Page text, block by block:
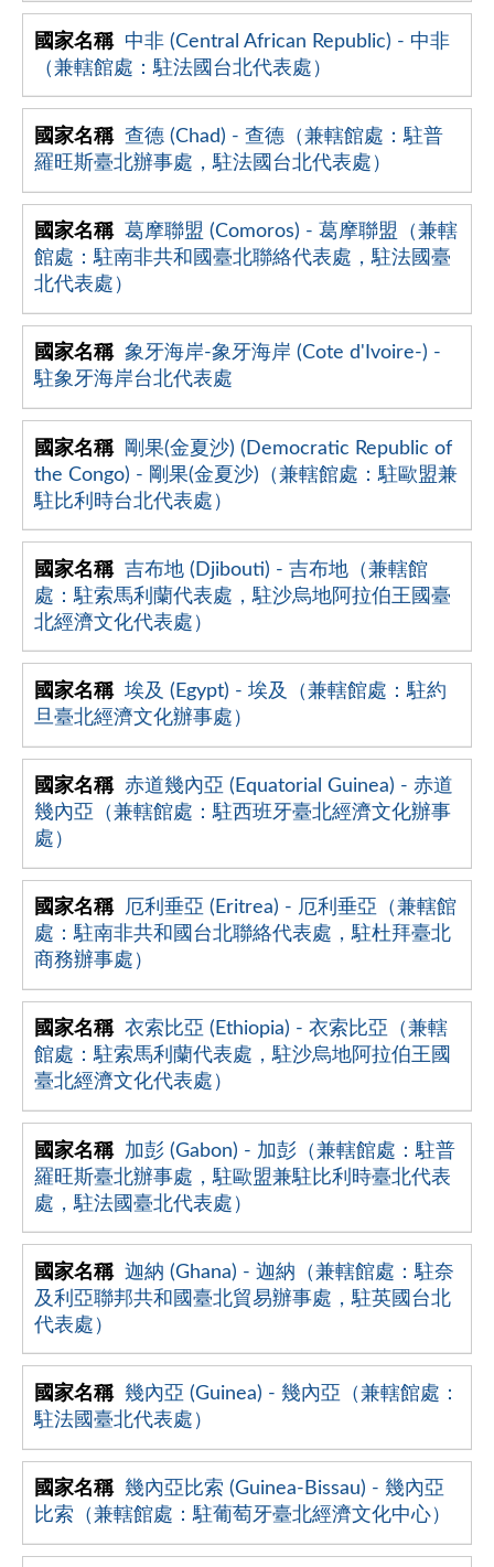
中非 (Central African Republic) - 中非
（兼轄館處：駐法國台北代表處）
查德 (Chad) - 查德（兼轄館處：駐普
羅旺斯臺北辦事處，駐法國台北代表處）
葛摩聯盟 (Comoros) - 葛摩聯盟（兼轄
館處：駐南非共和國臺北聯絡代表處，駐法國臺
北代表處）
象牙海岸-象牙海岸 (Cote d'Ivoire-) -
駐象牙海岸台北代表處
剛果(金夏沙) (Democratic Republic of
the Congo) - 剛果(金夏沙)（兼轄館處：駐歐盟兼
駐比利時台北代表處）
吉布地 (Djibouti) - 吉布地（兼轄館
處：駐索馬利蘭代表處，駐沙烏地阿拉伯王國臺
北經濟文化代表處）
埃及 (Egypt) - 埃及（兼轄館處：駐約
旦臺北經濟文化辦事處）
赤道幾內亞 (Equatorial Guinea) - 赤道
幾內亞（兼轄館處：駐西班牙臺北經濟文化辦事
處）
厄利垂亞 (Eritrea) - 厄利垂亞（兼轄館
處：駐南非共和國台北聯絡代表處，駐杜拜臺北
商務辦事處）
衣索比亞 (Ethiopia) - 衣索比亞（兼轄
館處：駐索馬利蘭代表處，駐沙烏地阿拉伯王國
臺北經濟文化代表處）
加彭 (Gabon) - 加彭（兼轄館處：駐普
羅旺斯臺北辦事處，駐歐盟兼駐比利時臺北代表
處，駐法國臺北代表處）
迦納 (Ghana) - 迦納（兼轄館處：駐奈
及利亞聯邦共和國臺北貿易辦事處，駐英國台北
代表處）
幾內亞 (Guinea) - 幾內亞（兼轄館處：
駐法國臺北代表處）
幾內亞比索 (Guinea-Bissau) - 幾內亞
比索（兼轄館處：駐葡萄牙臺北經濟文化中心）